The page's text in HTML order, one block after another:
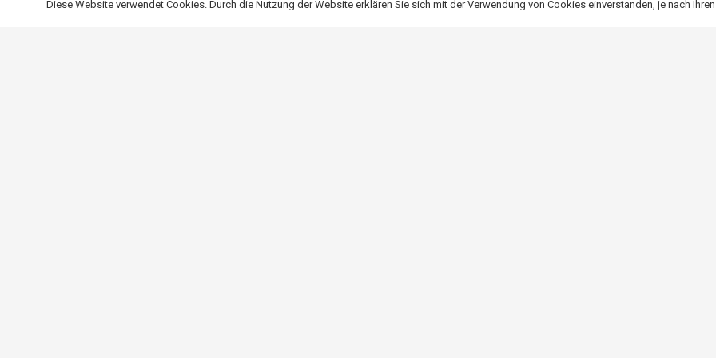
Holzjalousien können auch in Gartenlauben in Kleingärten verwendet werden, wo sie nicht nur einen besonderen Reiz ausüben,
Diese Website verwendet Cookies. Durch die Nutzung der Website erklären Sie sich mit der Verwendung von Cookies einverstanden, je nach